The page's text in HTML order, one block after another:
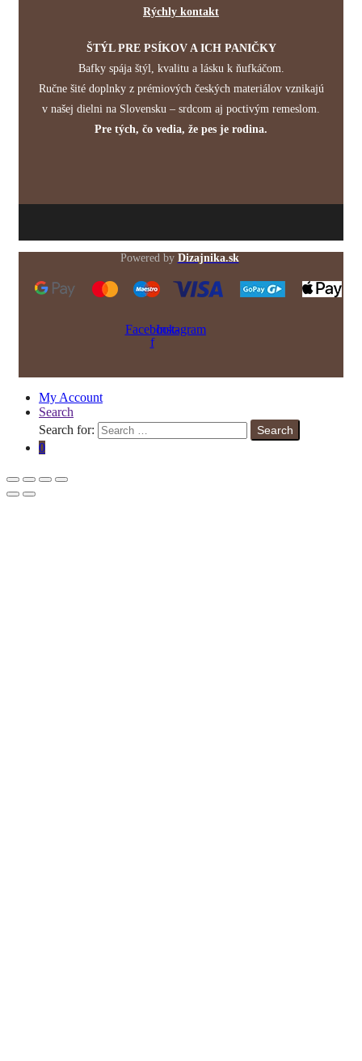
Rýchly kontakt
ŠTÝL PRE PSÍKOV A ICH PANIČKY
Bafky spája štýl, kvalitu a lásku k ňufkáčom.
Ručne šité doplnky z prémiových českých materiálov vznikajú
v našej dielni na Slovensku – srdcom aj poctivým remeslom.
Pre tých, čo vedia, že pes je rodina.
Powered by Dizajnika.sk
Facebook-
f
Instagram
My Account
Search
Search for:
Search
0